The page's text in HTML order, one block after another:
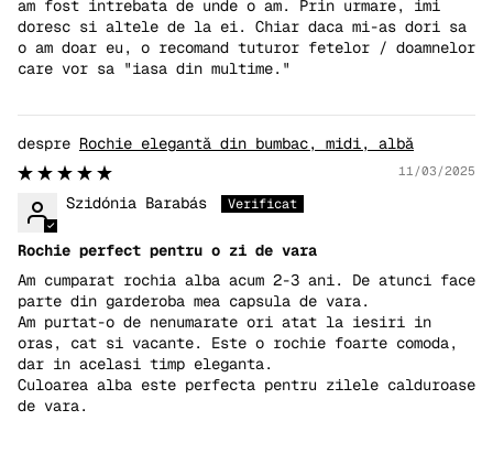
am fost intrebata de unde o am. Prin urmare, imi
doresc si altele de la ei. Chiar daca mi-as dori sa
o am doar eu, o recomand tuturor fetelor / doamnelor
care vor sa "iasa din multime."
Rochie elegantă din bumbac, midi, albă
11/03/2025
Szidónia Barabás
Rochie perfect pentru o zi de vara
Am cumparat rochia alba acum 2-3 ani. De atunci face
parte din garderoba mea capsula de vara.
Am purtat-o de nenumarate ori atat la iesiri in
oras, cat si vacante. Este o rochie foarte comoda,
dar in acelasi timp eleganta.
Culoarea alba este perfecta pentru zilele calduroase
de vara.